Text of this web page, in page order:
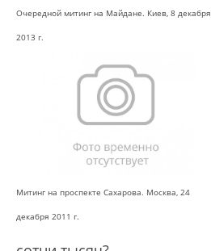
Очередной митинг на Майдане. Киев, 8 декабря
2013 г.
Митинг на проспекте Сахарова. Москва, 24
декабря 2011 г.